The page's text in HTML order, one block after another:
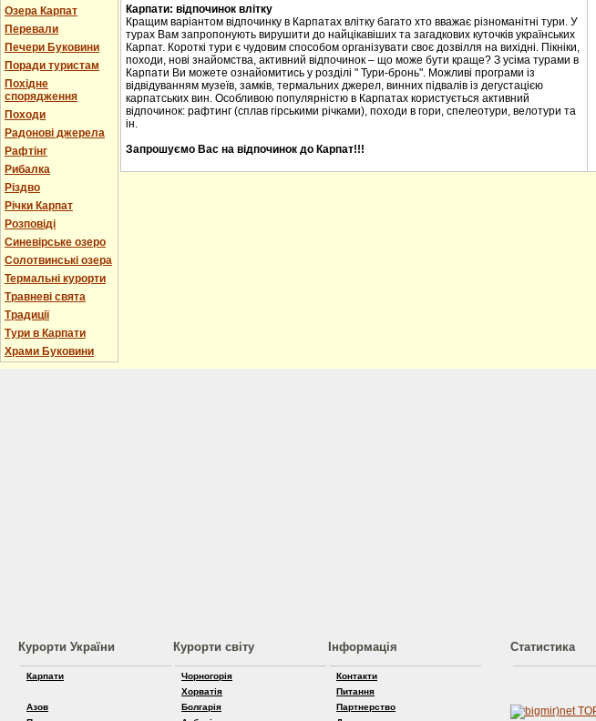
Озера Карпат
Перевали
Печери Буковини
Поради туристам
Похідне
спорядження
Походи
Радонові джерела
Рафтінг
Рибалка
Різдво
Річки Карпат
Розповіді
Синевірське озеро
Солотвинські озера
Термальні курорти
Травневі свята
Традиції
Тури в Карпати
Храми Буковини
Карпати: відпочинок влітку
Кращим варіантом відпочинку в Карпатах влітку багато хто вважає різноманітні тури. У
турах Вам запропонують вирушити до найцікавіших та загадкових куточків українських
Карпат. Короткі тури є чудовим способом організувати своє дозвілля на вихідні. Пікніки,
походи, нові знайомства, активний відпочинок – що може бути краще? З усіма турами в
Карпати Ви можете ознайомитись у розділі " Тури-бронь". Можливі програми із
відвідуванням музеїв, замків, термальних джерел, винних підвалів із дегустацією
карпатських вин. Особливою популярністю в Карпатах користується активний
відпочинок: рафтинг (сплав гірськими річками), походи в гори, спелеотури, велотури та
ін.
Запрошуємо Вас на відпочинок до Карпат!!!
Курорти України
Карпати
Азов
Курорти світу
Чорногорія
Хорватія
Болгарія
Інформація
Контакти
Питання
Партнерство
Статистика